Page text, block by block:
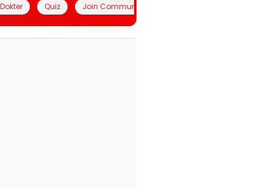
Quiz Join Community